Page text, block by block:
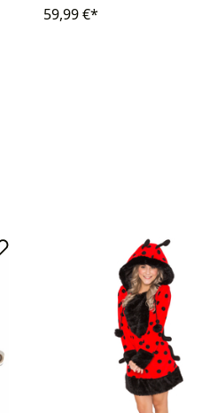
59,99 €*